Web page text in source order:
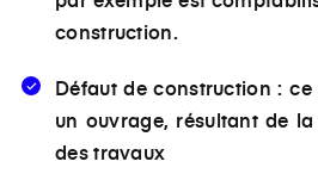
construction.
Défaut de construction :ce
un ouvrage, résultant de
des travaux